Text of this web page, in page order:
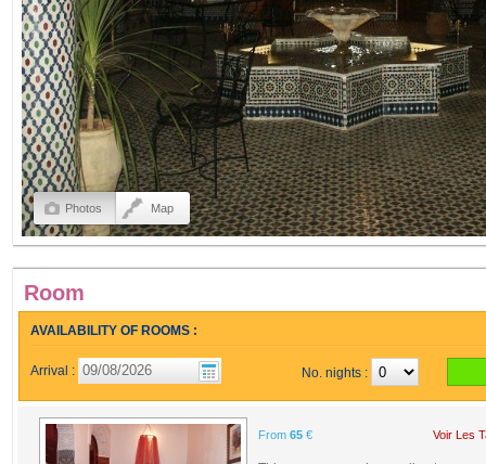
Photos Map
Room
AVAILABILITY OF ROOMS :
Arrival : No. nights :
From 65 € Voir Les